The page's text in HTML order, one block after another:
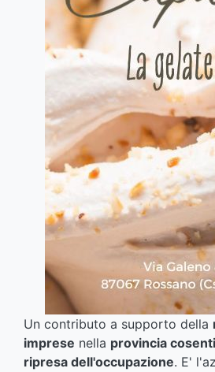
Un contributo a supporto della
imprese nella provincia
ripresa dell'occupazione. E'